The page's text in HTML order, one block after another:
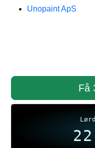
Unopaint ApS
Få